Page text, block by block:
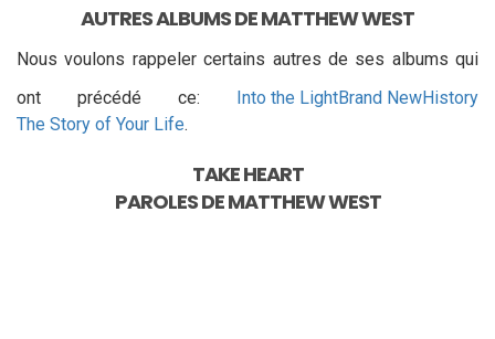
AUTRES ALBUMS DE MATTHEW WEST
Nous voulons rappeler certains autres de ses albums qui
ont précédé ce: Into the LightBrand NewHistory
The Story of Your Life.
TAKE HEART
PAROLES DEMATTHEW WEST